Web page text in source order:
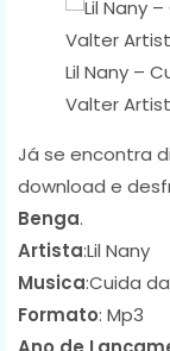
Lil Nany –
Valter
Já se encontra
download e
Benga.
Artista:Lil Nany
Musica:Cuida
Formato: Mp3